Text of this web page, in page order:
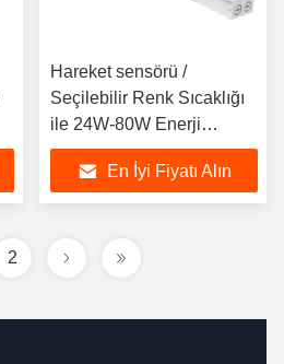
Hareket sensörü /
Seçilebilir Renk Sıcaklığı
ile 24W-80W Enerji
Tasarruflu LED Çizgi
Işıkları
En İyi Fiyatı Alın
2